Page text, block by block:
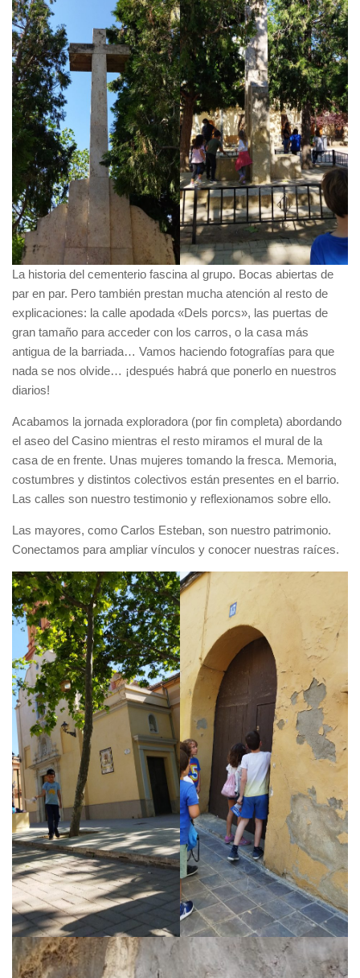
La historia del cementerio fascina al grupo. Bocas abiertas de
par en par. Pero también prestan mucha atención al resto de
explicaciones: la calle apodada «Dels porcs», las puertas de
gran tamaño para acceder con los carros, o la casa más
antigua de la barriada… Vamos haciendo fotografías para que
nada se nos olvide… ¡después habrá que ponerlo en nuestros
diarios!
Acabamos la jornada exploradora (por fin completa) abordando
el aseo del Casino mientras el resto miramos el mural de la
casa de en frente. Unas mujeres tomando la fresca. Memoria,
costumbres y distintos colectivos están presentes en el barrio.
Las calles son nuestro testimonio y reflexionamos sobre ello.
Las mayores, como Carlos Esteban, son nuestro patrimonio.
Conectamos para ampliar vínculos y conocer nuestras raíces.